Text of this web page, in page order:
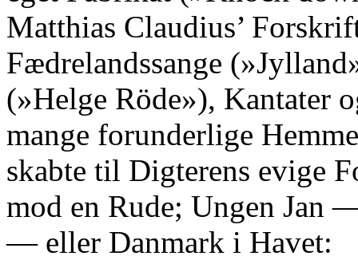
Matthias Claudius’
Fædrelandssange
(»Helge Röde»), Kantater
mange forunderlige
skabte til Digterens evige
mod en Rude; Ungen Jan
— eller Danmark i Havet: